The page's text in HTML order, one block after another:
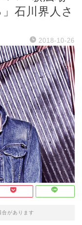
石川界人さ
2018-10-26
合があります